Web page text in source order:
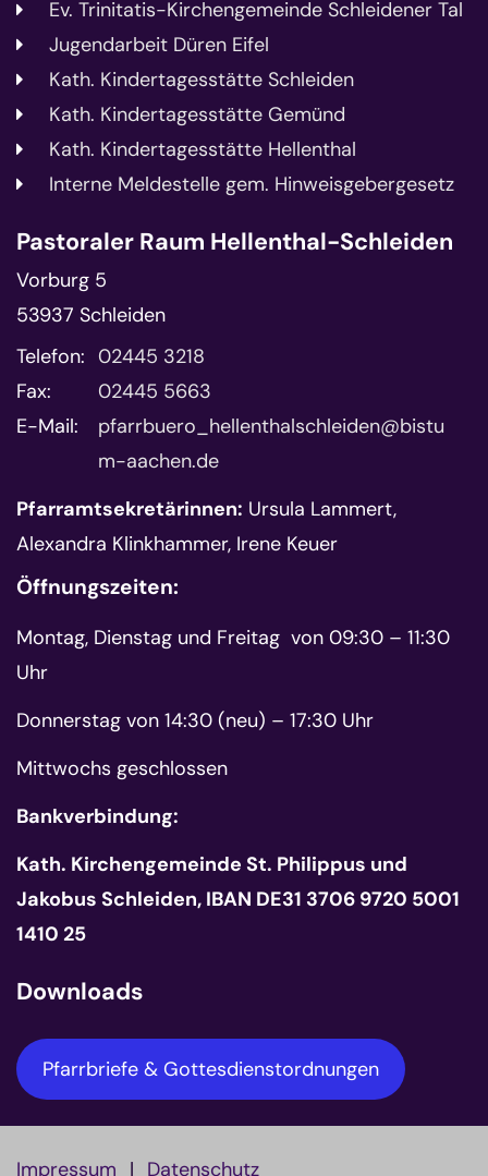
Ev. Trinitatis-Kirchengemeinde Schleidener Tal
Jugendarbeit Düren Eifel
Kath. Kindertagesstätte Schleiden
Kath. Kindertagesstätte Gemünd
Kath. Kindertagesstätte Hellenthal
Interne Meldestelle gem. Hinweisgebergesetz
Pastoraler Raum Hellenthal-Schleiden
Vorburg 5
53937 Schleiden
Telefon: 02445 3218
Fax:
02445 5663
E-Mail:
pfarrbuero_hellenthalschleiden@bistu
m-aachen.de
Pfarramtsekretärinnen: Ursula Lammert,
Alexandra Klinkhammer, Irene Keuer
Öffnungszeiten:
Montag, Dienstag und Freitag von 09:30 – 11:30
Uhr
Donnerstag von 14:30 (neu) – 17:30 Uhr
Mittwochs geschlossen
Bankverbindung:
Kath. Kirchengemeinde St. Philippus und
Jakobus Schleiden, IBAN DE31 3706 9720 5001
1410 25
Downloads
Pfarrbriefe & Gottesdienstordnungen
Impressum Datenschutz